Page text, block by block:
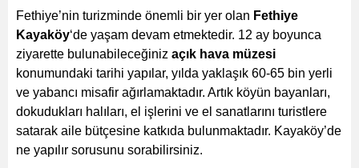
Fethiye’nin turizminde önemli bir yer olan Fethiye
Kayaköy‘de yaşam devam etmektedir. 12 ay boyunca
ziyarette bulunabileceğiniz açık hava müzesi
konumundaki tarihi yapılar, yılda yaklaşık 60-65 bin yerli
ve yabancı misafir ağırlamaktadır. Artık köyün bayanları,
dokudukları halıları, el işlerini ve el sanatlarını turistlere
satarak aile bütçesine katkıda bulunmaktadır. Kayaköy’de
ne yapılır sorusunu sorabilirsiniz.